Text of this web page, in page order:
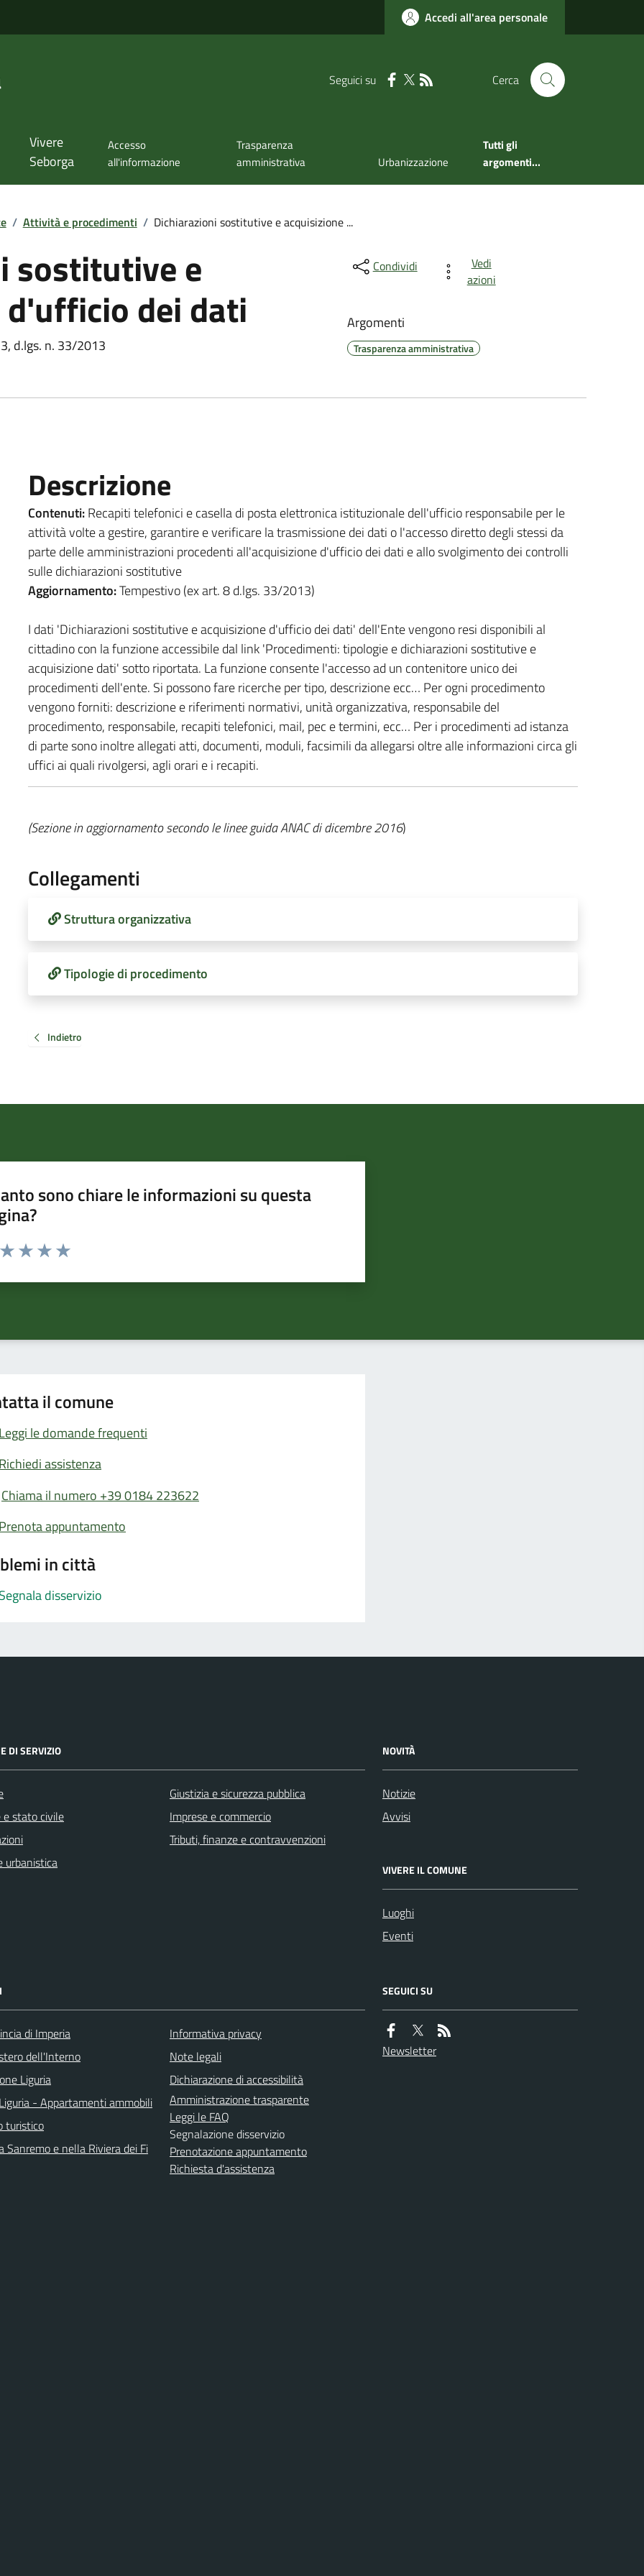
Accedi all'area personale
Seguici su Cerca
Vivere
Seborga
Accesso
all'informazione
Trasparenza
amministrativa
Urbanizzazione
Tutti gli
argomenti...
/ Attività e procedimenti / Dichiarazioni sostitutive e acquisizione ...
sostitutive e
dei dati
d.lgs. n. 33/2013
Condividi
Vedi
azioni
Argomenti
Trasparenza amministrativa
Descrizione
Contenuti:Recapiti telefonici e casella di posta elettronica istituzionale dell'ufficio responsabile per le
attività volte a gestire, garantire e verificare la trasmissione dei dati o l'accesso diretto degli stessi da
parte delle amministrazioni procedenti all'acquisizione d'ufficio dei dati e allo svolgimento dei controlli
sulle dichiarazioni sostitutive
Aggiornamento:Tempestivo (ex art. 8 d.lgs. 33/2013)
I dati 'Dichiarazioni sostitutive e acquisizione d'ufficio dei dati' dell'Ente vengono resi disponibili al
cittadino con la funzione accessibile dal link 'Procedimenti: tipologie e dichiarazioni sostitutive e
acquisizione dati' sotto riportata. La funzione consente l'accesso ad un contenitore unico dei
procedimenti dell'ente. Si possono fare ricerche per tipo, descrizione ecc… Per ogni procedimento
vengono forniti: descrizione e riferimenti normativi, unità organizzativa, responsabile del
procedimento, responsabile, recapiti telefonici, mail, pec e termini, ecc… Per i procedimenti ad istanza
di parte sono inoltre allegati atti, documenti, moduli, facsimili da allegarsi oltre alle informazioni circa gli
uffici ai quali rivolgersi, agli orari e i recapiti.
(Sezione in aggiornamento secondo le linee guida ANAC di dicembre 2016)
Collegamenti
Struttura organizzativa
Tipologie di procedimento
Indietro
sono chiare le informazioni su questa
da 1 a 5 stelle la pagina
il comune
Leggi le domande frequenti
Richiedi assistenza
Chiama il numero +39 0184 223622
Prenota appuntamento
in città
Segnala disservizio
DI SERVIZIO
e stato civile
urbanistica
Giustizia e sicurezza pubblica
Imprese e commercio
Tributi, finanze e contravvenzioni
NOVITÀ
Notizie
Avvisi
VIVERE IL COMUNE
Luoghi
Eventi
di Imperia
dell'Interno
Liguria
- Appartamenti ammobili
turistico
Sanremo e nella Riviera dei Fi
Informativa privacy
Note legali
Dichiarazione di accessibilità
Amministrazione trasparente
Leggi le FAQ
Segnalazione disservizio
Prenotazione appuntamento
Richiesta d'assistenza
SEGUICI SU
Newsletter